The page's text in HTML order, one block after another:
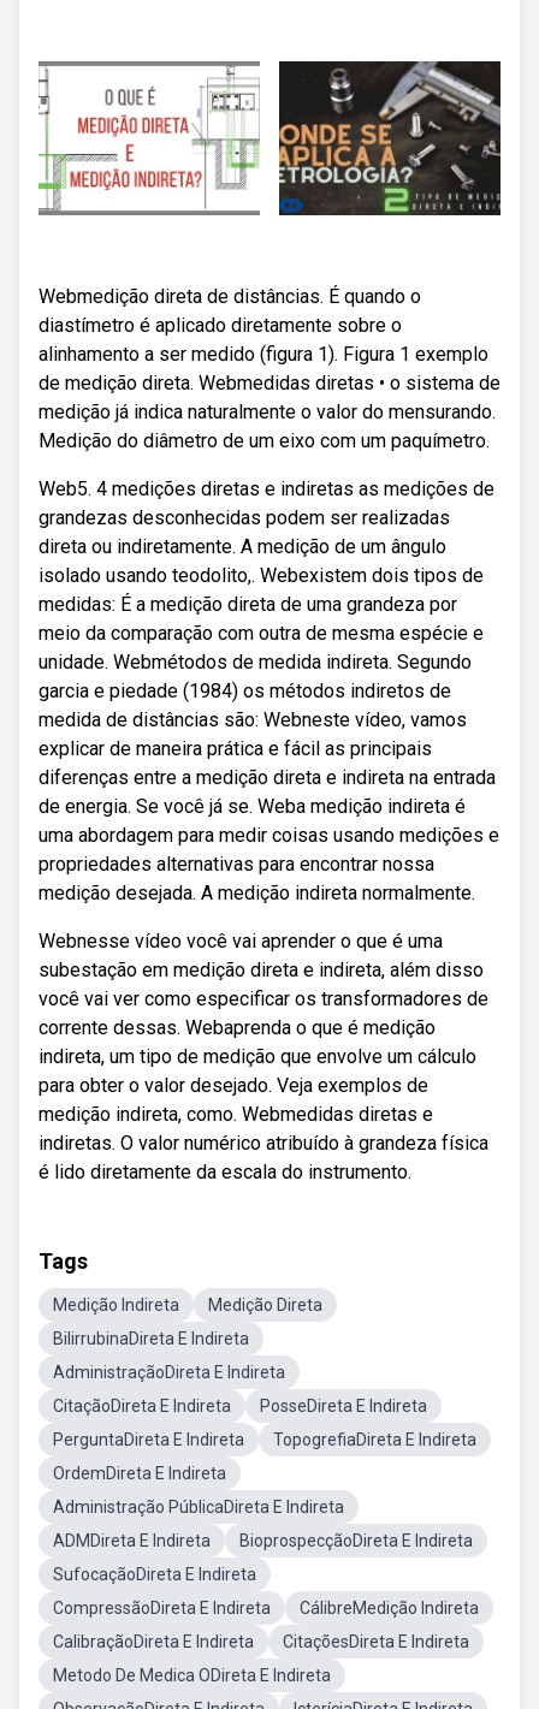
Webmedição direta de distâncias. É quando o
diastímetro é aplicado diretamente sobre o
alinhamento a ser medido (figura 1). Figura 1 exemplo
de medição direta. Webmedidas diretas • o sistema de
medição já indica naturalmente o valor do mensurando.
Medição do diâmetro de um eixo com um paquímetro.
Web5. 4 medições diretas e indiretas as medições de
grandezas desconhecidas podem ser realizadas
direta ou indiretamente. A medição de um ângulo
isolado usando teodolito,. Webexistem dois tipos de
medidas: É a medição direta de uma grandeza por
meio da comparação com outra de mesma espécie e
unidade. Webmétodos de medida indireta. Segundo
garcia e piedade (1984) os métodos indiretos de
medida de distâncias são: Webneste vídeo, vamos
explicar de maneira prática e fácil as principais
diferenças entre a medição direta e indireta na entrada
de energia. Se você já se. Weba medição indireta é
uma abordagem para medir coisas usando medições e
propriedades alternativas para encontrar nossa
medição desejada. A medição indireta normalmente.
Webnesse vídeo você vai aprender o que é uma
subestação em medição direta e indireta, além disso
você vai ver como especificar os transformadores de
corrente dessas. Webaprenda o que é medição
indireta, um tipo de medição que envolve um cálculo
para obter o valor desejado. Veja exemplos de
medição indireta, como. Webmedidas diretas e
indiretas. O valor numérico atribuído à grandeza física
é lido diretamente da escala do instrumento.
Tags
Medição Indireta
Medição Direta
BilirrubinaDireta E Indireta
AdministraçãoDireta E Indireta
CitaçãoDireta E Indireta
PosseDireta E Indireta
PerguntaDireta E Indireta
TopogrefiaDireta E Indireta
OrdemDireta E Indireta
Administração PúblicaDireta E Indireta
ADMDireta E Indireta
BioprospecçãoDireta E Indireta
SufocaçãoDireta E Indireta
CompressãoDireta E Indireta
CálibreMedição Indireta
CalibraçãoDireta E Indireta
CitaçõesDireta E Indireta
Metodo De Medica ODireta E Indireta